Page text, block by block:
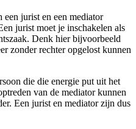
jurist en een mediator
jurist moet je inschakelen als
Denk hier bijvoorbeeld
zonder rechter opgelost kunnen
die die energie put uit het
van de mediator kunnen
Een jurist en mediator zijn dus